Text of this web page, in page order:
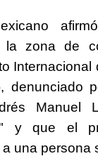
la zona de
Internacional
denunciado
Manuel
y que el
una persona